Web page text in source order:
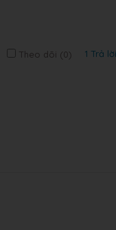
Theo dõi (0) 1 Trả lời